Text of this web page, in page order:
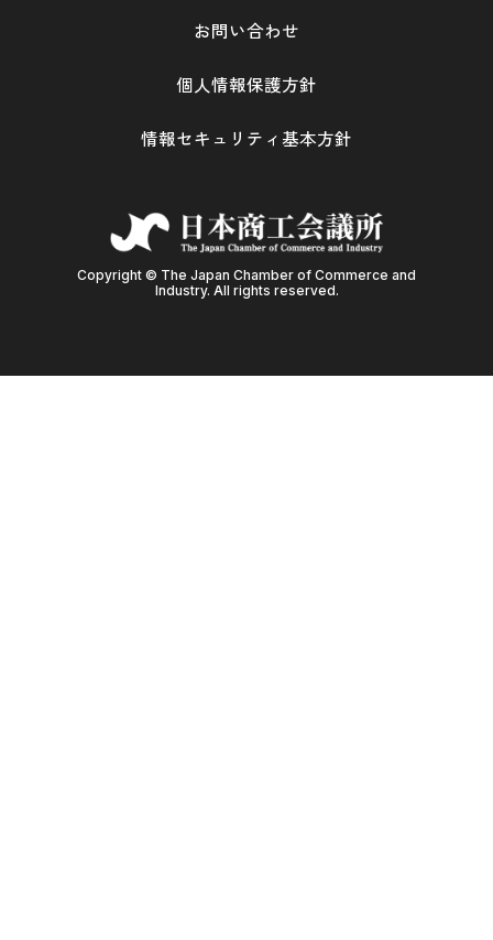
Copyright © The Japan Chamber of Commerce and
Industry. All rights reserved.
お問い合わせ
個人情報保護方針
情報セキュリティ基本方針